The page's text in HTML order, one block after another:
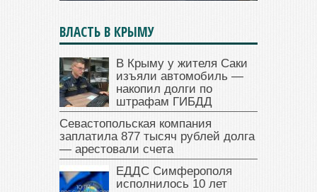
ВЛАСТЬ В КРЫМУ
В Крыму у жителя Саки
изъяли автомобиль —
накопил долги по
штрафам ГИБДД
Севастопольская компания
заплатила 877 тысяч рублей долга
— арестовали счета
ЕДДС Симферополя
исполнилось 10 лет